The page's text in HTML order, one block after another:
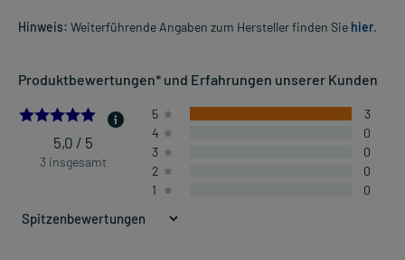
Hinweis: Weiterführende Angaben zum Hersteller finden Sie hier.
Produktbewertungen* und Erfahrungen unserer Kunden
5.0
5,0 / 5
3 insgesamt
5
3
4
0
3
0
2
0
1
0